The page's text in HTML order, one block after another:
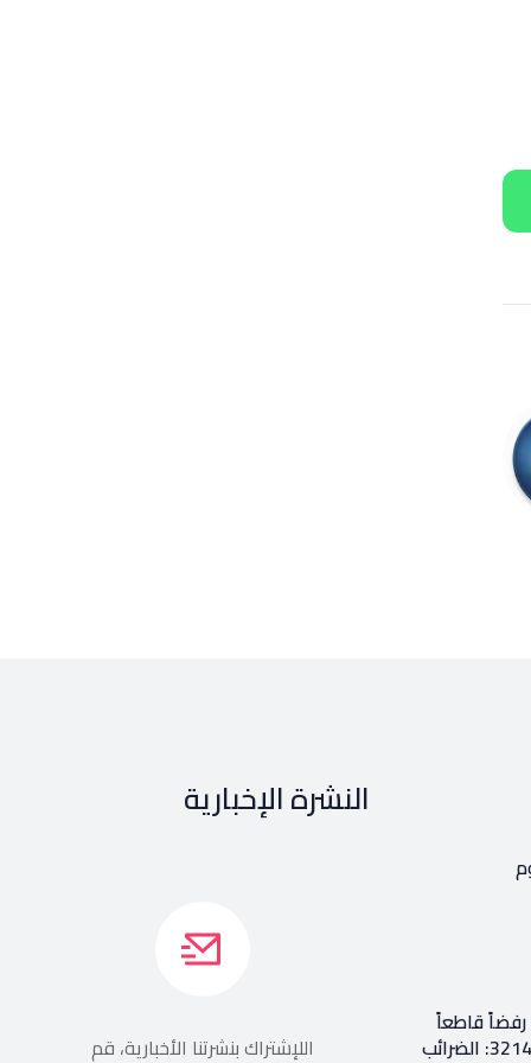
قاطعاً
إعادة طرح المرسوم 3214: الضرائب
النشرة الإخبارية
اللإشتراك بنشرتنا الأخبارية، قم